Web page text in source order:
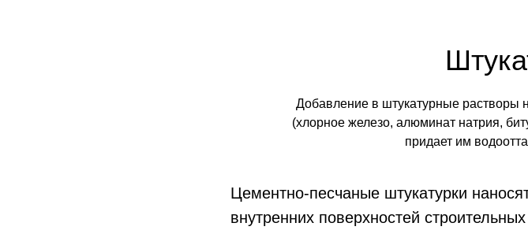
Добавление в штукатурные растворы
(хлорное железо, алюминат натрия,
придает им
Цементно-песчаные штукатурки
внутренних поверхностей